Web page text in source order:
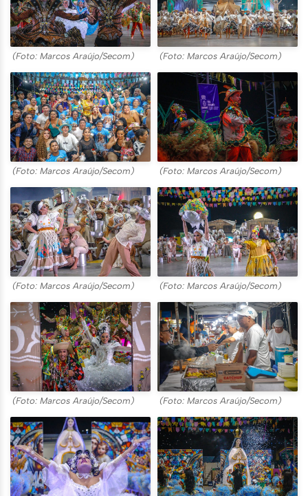
(Foto: Marcos Araújo/Secom) (Foto: Marcos Araújo/Secom)
(Foto: Marcos Araújo/Secom) (Foto: Marcos Araújo/Secom)
(Foto: Marcos Araújo/Secom) (Foto: Marcos Araújo/Secom)
(Foto: Marcos Araújo/Secom) (Foto: Marcos Araújo/Secom)